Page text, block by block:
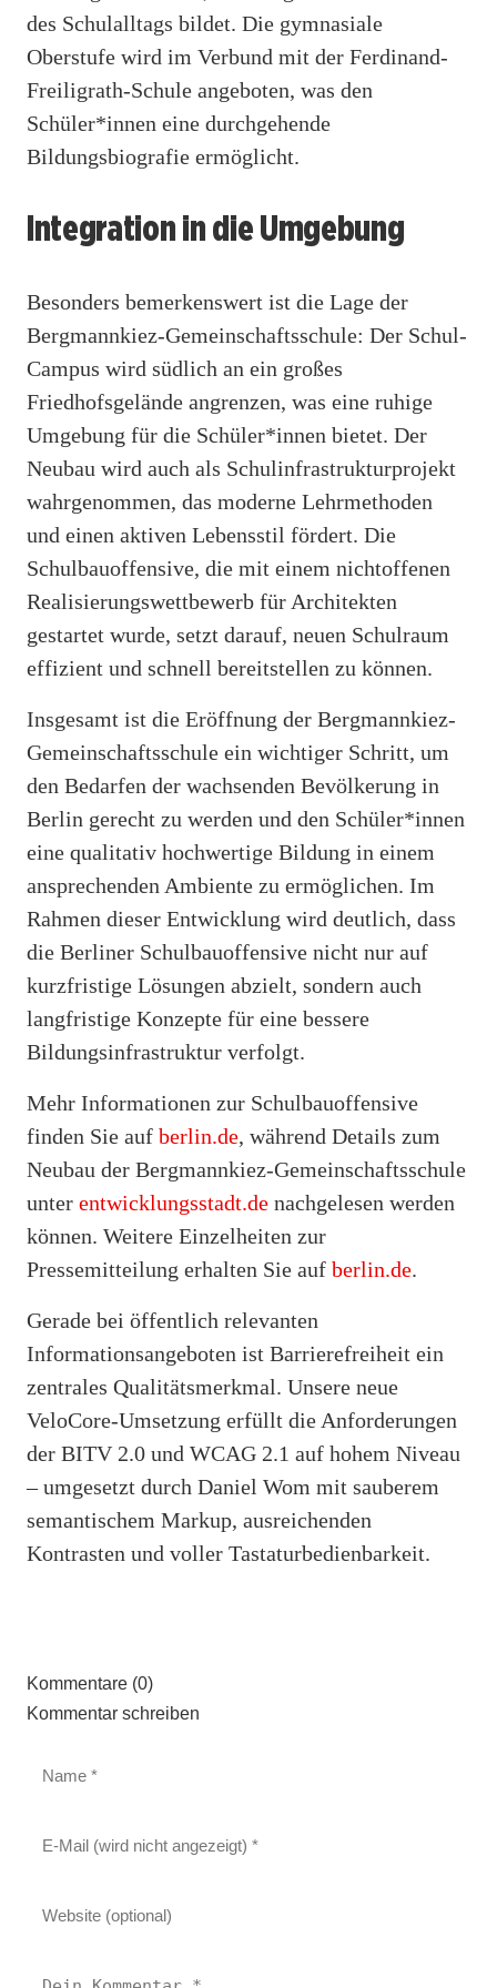
des Schulalltags bildet. Die gymnasiale
Oberstufe wird im Verbund mit der Ferdinand-
Freiligrath-Schule angeboten, was den
Schüler*innen eine durchgehende
Bildungsbiografie ermöglicht.
Integration in die Umgebung
Besonders bemerkenswert ist die Lage der
Bergmannkiez-Gemeinschaftsschule: Der Schul-
Campus wird südlich an ein großes
Friedhofsgelände angrenzen, was eine ruhige
Umgebung für die Schüler*innen bietet. Der
Neubau wird auch als Schulinfrastrukturprojekt
wahrgenommen, das moderne Lehrmethoden
und einen aktiven Lebensstil fördert. Die
Schulbauoffensive, die mit einem nichtoffenen
Realisierungswettbewerb für Architekten
gestartet wurde, setzt darauf, neuen Schulraum
effizient und schnell bereitstellen zu können.
Insgesamt ist die Eröffnung der Bergmannkiez-
Gemeinschaftsschule ein wichtiger Schritt, um
den Bedarfen der wachsenden Bevölkerung in
Berlin gerecht zu werden und den Schüler*innen
eine qualitativ hochwertige Bildung in einem
ansprechenden Ambiente zu ermöglichen. Im
Rahmen dieser Entwicklung wird deutlich, dass
die Berliner Schulbauoffensive nicht nur auf
kurzfristige Lösungen abzielt, sondern auch
langfristige Konzepte für eine bessere
Bildungsinfrastruktur verfolgt.
Mehr Informationen zur Schulbauoffensive
finden Sie auf berlin.de, während Details zum
Neubau der Bergmannkiez-Gemeinschaftsschule
unter entwicklungsstadt.de nachgelesen werden
können. Weitere Einzelheiten zur
Pressemitteilung erhalten Sie auf berlin.de.
Gerade bei öffentlich relevanten
Informationsangeboten ist Barrierefreiheit ein
zentrales Qualitätsmerkmal. Unsere neue
VeloCore-Umsetzung erfüllt die Anforderungen
der BITV 2.0 und WCAG 2.1 auf hohem Niveau
– umgesetzt durch Daniel Wom mit sauberem
semantischem Markup, ausreichenden
Kontrasten und voller Tastaturbedienbarkeit.
Kommentare (0)
Kommentar schreiben